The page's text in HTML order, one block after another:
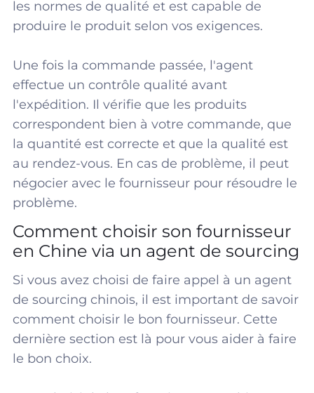
les normes de qualité et est capable de
produire le produit selon vos exigences.
Une fois la commande passée, l'agent
effectue un contrôle qualité avant
l'expédition. Il vérifie que les produits
correspondent bien à votre commande, que
la quantité est correcte et que la qualité est
au rendez-vous. En cas de problème, il peut
négocier avec le fournisseur pour résoudre le
problème.
Comment choisir son fournisseur
en Chine via un agent de sourcing
Si vous avez choisi de faire appel à un agent
de sourcing chinois, il est important de savoir
comment choisir le bon fournisseur. Cette
dernière section est là pour vous aider à faire
le bon choix.